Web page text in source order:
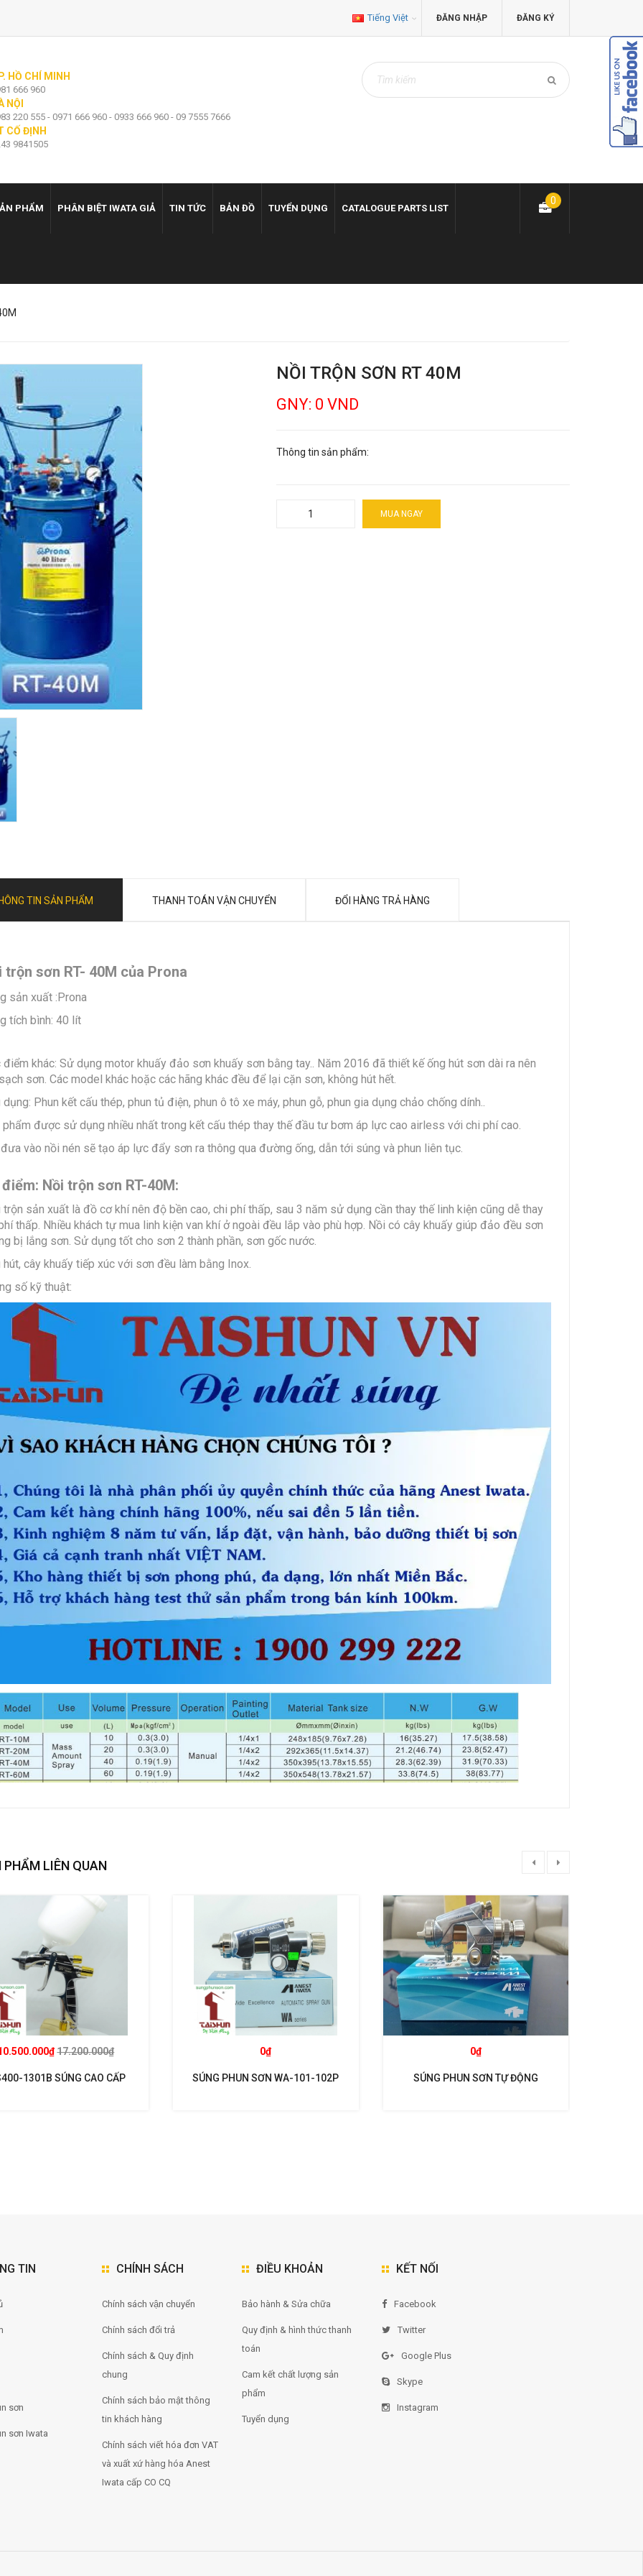
ĐĂNG NHẬP ĐĂNG KÝ
Tiếng Việt
HỒ CHÍ MINH
666 960
NỘI
220 555 - 0971 666 960 - 0933 666 960 - 09 7555 7666
CỐ ĐỊNH
9841505
PHẨM PHÂN BIỆT IWATA GIẢ TIN TỨC BẢN ĐỒ TUYỂN DỤNG CATALOGUE PARTS LIST
0
NỒI TRỘN SƠN RT 40M
GNY: 0 VND
Thông tin sản phẩm:
MUA NGAY
TIN SẢN PHẨM THANH TOÁN VẬN CHUYỂN ĐỔI HÀNG TRẢ HÀNG
trộn sơn RT- 40M của Prona
sản xuất :Prona
tích bình: 40 lít
khác: Sử dụng motor khuấy đảo sơn khuấy sơn bằng tay.. Năm 2016 đã thiết kế ống hút sơn dài ra nên
sơn. Các model khác hoặc các hãng khác đều để lại cặn sơn, không hút hết.
dụng: Phun kết cấu thép, phun tủ điện, phun ô tô xe máy, phun gỗ, phun gia dụng chảo chống dính..
phẩm được sử dụng nhiều nhất trong kết cấu thép thay thế đầu tư bơm áp lực cao airless với chi phí cao.
vào nồi nén sẽ tạo áp lực đẩy sơn ra thông qua đường ống, dẫn tới súng và phun liên tục.
Nồi trộn sơn RT-40M:
sản xuất là đồ cơ khí nên độ bền cao, chi phí thấp, sau 3 năm sử dụng cần thay thế linh kiện cũng dễ thay
thấp. Nhiều khách tự mua linh kiện van khí ở ngoài đều lắp vào phù hợp. Nồi có cây khuấy giúp đảo đều sơn
bị lắng sơn. Sử dụng tốt cho sơn 2 thành phần, sơn gốc nước.
hút, cây khuấy tiếp xúc với sơn đều làm bằng Inox.
số kỹ thuật:
PHẨM LIÊN QUAN
17.200.000₫
1301B SÚNG CAO CẤP
0₫
SÚNG PHUN SƠN WA-101-102P
0₫
SÚNG PHUN SƠN TỰ ĐỘNG
TIN
sơn
sơn Iwata
CHÍNH SÁCH
Chính sách vận chuyển
Chính sách đổi trả
Chính sách & Quy định
chung
Chính sách bảo mật thông
tin khách hàng
Chính sách viết hóa đơn VAT
và xuất xứ hàng hóa Anest
Iwata cấp CO CQ
ĐIỀU KHOẢN
Bảo hành & Sửa chữa
Quy định & hình thức thanh
toán
Cam kết chất lượng sản
phẩm
Tuyển dụng
KẾT NỐI
Facebook
Twitter
Google Plus
Skype
Instagram